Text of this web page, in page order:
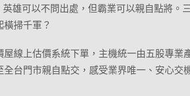
雄可以不問出處，但霸業可以親自點將。
掃千軍？
線上估價系統下單，主機統一由五股專業
台門市親自點交，感受業界唯一、安心交